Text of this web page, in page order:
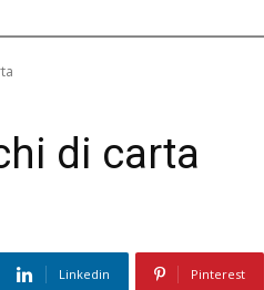
di carta
Linkedin Pinterest